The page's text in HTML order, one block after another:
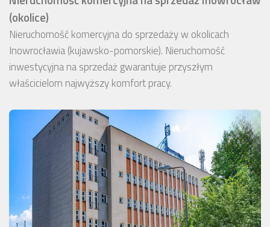
(okolice)
Nieruchomość komercyjna do sprzedaży w okolicach
Inowrocławia (kujawsko-pomorskie). Nieruchomość
inwestycyjna na sprzedaż gwarantuje przyszłym
właścicielom najwyższy komfort pracy.